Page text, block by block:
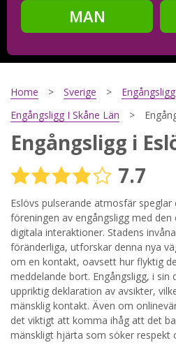
MAN
Steg
Steg
Din
Genom att registrera godkänner
Sekretesspolicyn . Jag
reklam via e-post från
tillbaka godkännande när jag vill.
STARTA
Home Sverige
Engångsligg
Engångsligg I Skåne Län
Engångsligg i
7.7
Eslövs pulserande atmosfär
föreningen av engångsligg med den
digitala interaktioner. Stadens
föränderliga, utforskar denna nya
om en kontakt, oavsett hur flyktig
meddelande bort. Engångsligg, i
uppriktig deklaration av avsikter,
mänsklig kontakt. Även om
det viktigt att komma ihåg att det
mänskligt hjärta som söker respekt